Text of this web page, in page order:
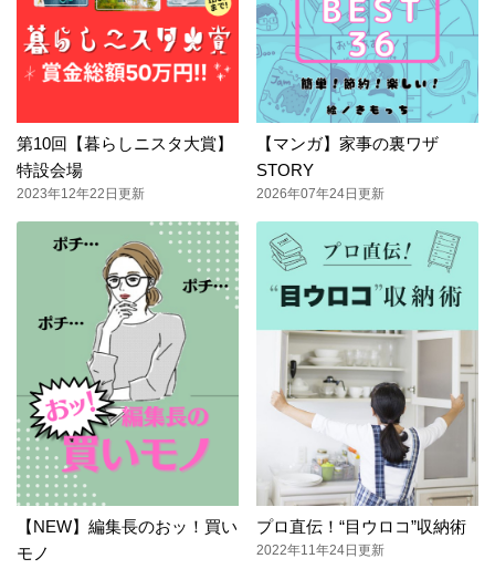
第10回【暮らしニスタ大賞】
特設会場
2023年12年22日更新
【マンガ】家事の裏ワザ
STORY
2026年07年24日更新
【NEW】編集長のおッ！買い
モノ
プロ直伝！“目ウロコ”収納術
2022年11年24日更新